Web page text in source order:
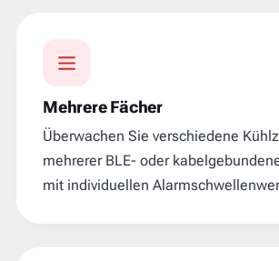
Mehrere Fächer
Überwachen Sie verschiedene
mehrerer BLE- oder
mit individuellen